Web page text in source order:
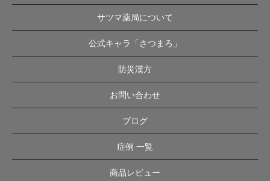
サツマ薬局について
公式キャラ「さつまろ」
防災漢方
お問い合わせ
ブログ
症例 一覧
商品レビュー